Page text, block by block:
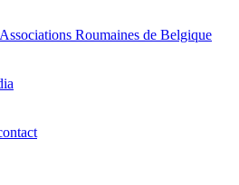
Roumaines de Belgique